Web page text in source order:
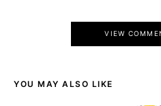
VIEW
YOU MAY ALSO LIKE